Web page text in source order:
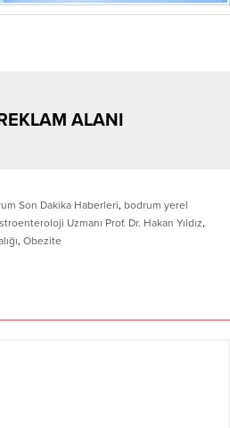
ALANI
Son Dakika Haberleri, bodrum yerel
Uzmanı Prof. Dr. Hakan Yıldız,
, Obezite